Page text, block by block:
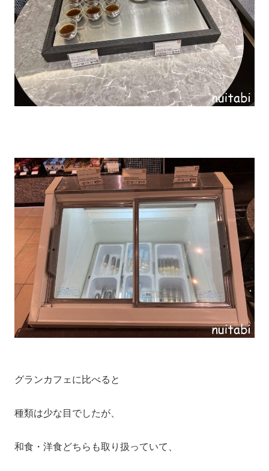
グランカフェに比べると
種類は少な目でしたが、
和食・洋食どちらも取り扱っていて、